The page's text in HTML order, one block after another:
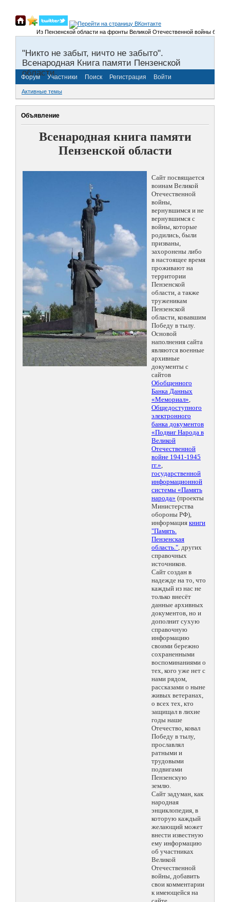
Из Пензенской области на фронты Великой Отечественной войны было
"Никто не забыт, ничто не забыто".
Всенародная Книга памяти Пензенской
области.
Форум Участники Поиск Регистрация Войти
Активные темы
Объявление
Всенародная книга памяти
Пензенской области
Сайт посвящается
воинам Великой
Отечественной
войны,
вернувшимся и не
вернувшимся с
войны, которые
родились, были
призваны,
захоронены либо
в настоящее время
проживают на
территории
Пензенской
области, а также
труженикам
Пензенской
области, ковавшим
Победу в тылу.
Основой
наполнения сайта
являются военные
архивные
документы с
сайтов
Обобщенного
Банка Данных
«Мемориал»,
Общедоступного
электронного
банка документов
«Подвиг Народа в
Великой
Отечественной
войне 1941-1945
гг.»,
государственной
информационной
системы «Память
народа» (проекты
Министерства
обороны РФ),
информация книги
"Память.
Пензенская
область.", других
справочных
источников.
Сайт создан в
надежде на то, что
каждый из нас не
только внесёт
данные архивных
документов, но и
дополнит сухую
справочную
информацию
своими бережно
сохраненными
воспоминаниями о
тех, кого уже нет с
нами рядом,
рассказами о ныне
живых ветеранах,
о всех тех, кто
защищал в лихие
годы наше
Отечество, ковал
Победу в тылу,
прославлял
ратными и
трудовыми
подвигами
Пензенскую
землю.
Сайт задуман, как
народная
энциклопедия, в
которую каждый
желающий может
внести известную
ему информацию
об участниках
Великой
Отечественной
войны, добавить
свои комментарии
к имеющейся на